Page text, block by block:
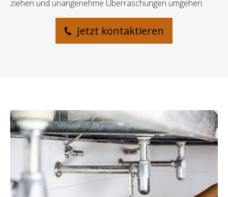
ziehen und unangenehme Überraschungen umgehen.
Jetzt kontaktieren